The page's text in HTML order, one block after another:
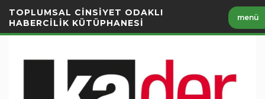
Geç
TOPLUMSAL CİNSİYET ODAKLI
HABERCİLİK KÜTÜPHANESİ
menü